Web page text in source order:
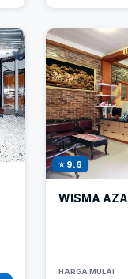
⭐ 9.6
WISMA AZA
HARGA MULAI